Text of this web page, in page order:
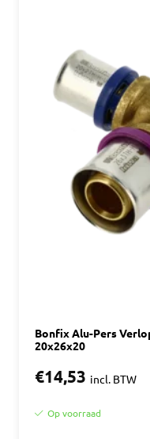
Bonfix Alu-Pers
20x26x20
€14,53 incl. BTW
Op voorraad